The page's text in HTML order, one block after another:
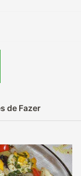
de Fazer